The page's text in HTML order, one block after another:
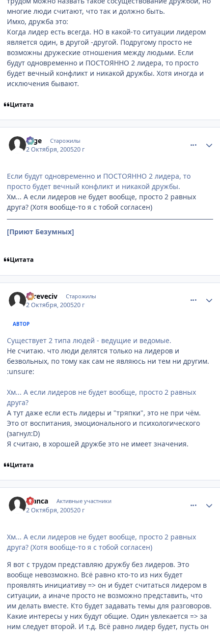
многие люди считают, что так и должно быть.
Имхо, дружба это:
Когда лидер есть всегда. НО в какой-то ситуации лидером
является один, в другой -другой. Подругому просто не
возможны дружеские отношения между людьми. Если
будут одновременно и ПОСТОЯННО 2 лидера, то просто
будет вечный конфликт и никакой дружбы. Хотя иногда и
исключения бывают.
Цитата
sage Старожилы
2 Октября, 200520 г
Если будут одновременно и ПОСТОЯННО 2 лидера, то
просто будет вечный конфликт и никакой дружбы.
Хм... А если лидеров не будет вообще, просто 2 равных
друга? (Хотя вообще-то я с тобой согласен)
[Приют Безумных]
Цитата
asreveciv Старожилы
2 Октября, 200520 г
АВТОР
Существует 2 типа людей - ведущие и ведомые.
Не считаю. что люди делятся только на лидеров и
безвольных, по тому как сам не являюсь ни тем ни другим.
:unsure:
Хм... А если лидеров не будет вообще, просто 2 равных
друга?
А тут даже если есть лидеры и "тряпки", это не при чём.
Это от воспитания, эмоционального и психологического
(загнул:D)
Я считаю, в хорошей дружбе это не имеет значения.
Цитата
Bianca Активные участники
2 Октября, 200520 г
Хм... А если лидеров не будет вообще, просто 2 равных
друга? (Хотя вообще-то я с тобой согласен)
Я вот с трудом представляю дружбу без лидеров. Это
вообще невозможно. Всё равно кто-то из них будет
проявлять инициативу => он и будет считаться лидером в
ситуации, а иначе просто не возможно представить, что
им делать вместе. Кто будет задавать темы для разговоров.
Какие интересы у них будут общие. Один увлекается => за
ним следует второй. И т.д. Всё равно лидер будет, пусть он